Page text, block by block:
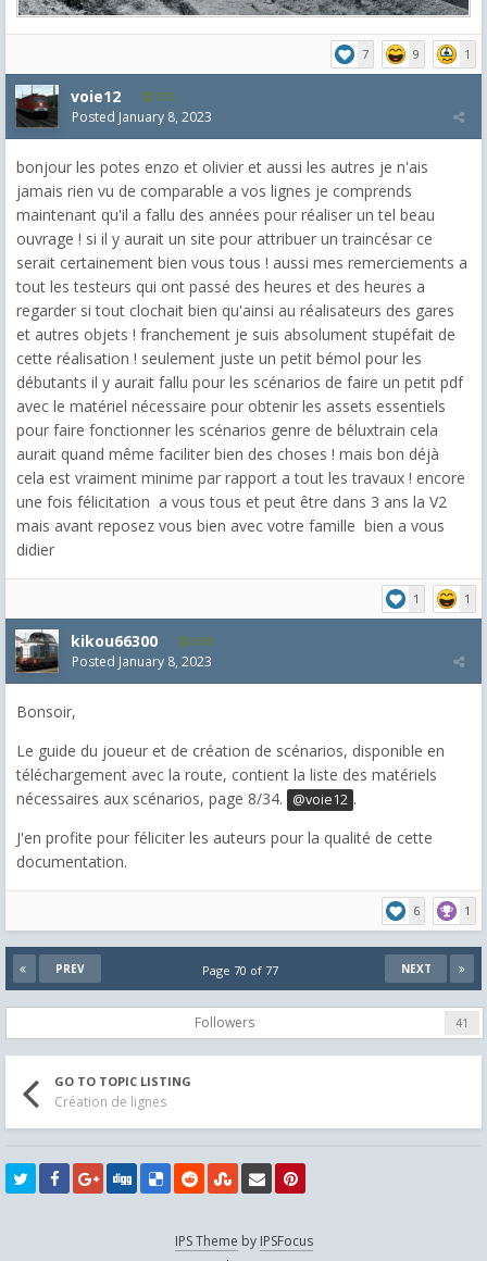
7 9 1
voie12 515
Posted January 8, 2023
bonjour les potes enzo et olivier et aussi les autres je n'ais
jamais rien vu de comparable a vos lignes je comprends
maintenant qu'il a fallu des années pour réaliser un tel beau
ouvrage ! si il y aurait un site pour attribuer un traincésar ce
serait certainement bien vous tous ! aussi mes remerciements a
tout les testeurs qui ont passé des heures et des heures a
regarder si tout clochait bien qu'ainsi au réalisateurs des gares
et autres objets ! franchement je suis absolument stupéfait de
cette réalisation ! seulement juste un petit bémol pour les
débutants il y aurait fallu pour les scénarios de faire un petit pdf
avec le matériel nécessaire pour obtenir les assets essentiels
pour faire fonctionner les scénarios genre de béluxtrain cela
aurait quand même faciliter bien des choses ! mais bon déjà
cela est vraiment minime par rapport a tout les travaux ! encore
une fois félicitation a vous tous et peut être dans 3 ans la V2
mais avant reposez vous bien avec votre famille bien a vous
didier
1 1
kikou66300 538
Posted January 8, 2023
Bonsoir,
Le guide du joueur et de création de scénarios, disponible en
téléchargement avec la route, contient la liste des matériels
nécessaires aux scénarios, page 8/34.
@voie12 .
J'en profite pour féliciter les auteurs pour la qualité de cette
documentation.
6 1
PREV NEXT
Page 70 of 77
Followers 41
GO TO TOPIC LISTING
Création de lignes
IPS Theme by IPSFocus